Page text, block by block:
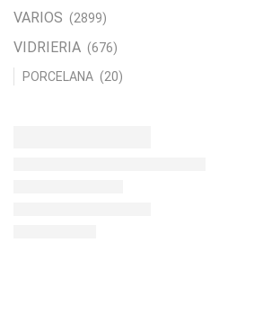
VARIOS (2899)
VIDRIERIA (676)
PORCELANA (20)